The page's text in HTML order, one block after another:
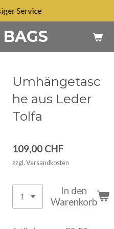
Service
Umhängetasc
he aus Leder
Tolfa
109,00 CHF
zzgl. Versandkosten
In den
Warenkorb